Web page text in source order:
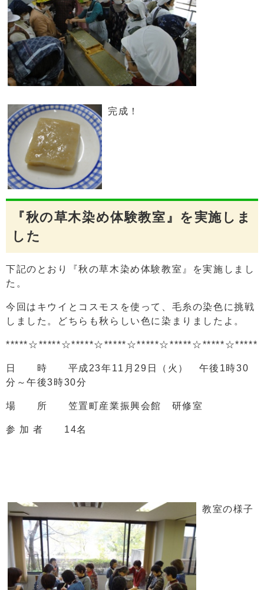
完成！
『秋の草木染め体験教室』を実施しま
した
下記のとおり『秋の草木染め体験教室』を実施しまし
た。
今回はキウイとコスモスを使って、毛糸の染色に挑戦
しました。どちらも秋らしい色に染まりましたよ。
日 時 平成23年11月29日（火） 午後1時30
分～午後3時30分
場 所 笠置町産業振興会館 研修室
参 加 者 14名
教室の様子